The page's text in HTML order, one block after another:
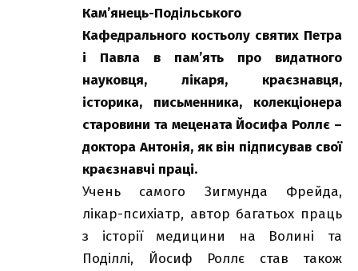
Кам’янець-Подільського
Кафедрального костьолу святих Петра
і Павла в пам’ять про видатного
науковця, лікаря, краєзнавця,
історика, письменника, колекціонера
старовини та мецената Йосифа Роллє –
доктора Антонія, як він підписував свої
краєзнавчі праці.
Учень самого Зигмунда Фрейда,
лікар-психіатр, автор багатьох праць
з історії медицини на Волині та
Поділлі, Йосиф Роллє став також